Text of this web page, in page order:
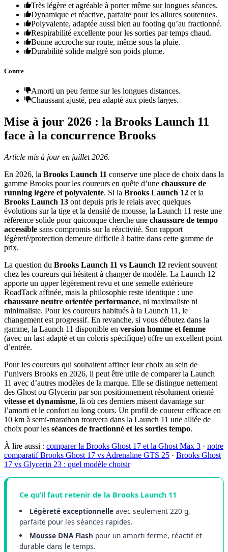
Très légère et agréable à porter même sur longues séances.
Dynamique et réactive, parfaite pour les allures soutenues.
Polyvalente, adaptée aussi bien au footing qu’au fractionné.
Respirabilité excellente pour les sorties par temps chaud.
Bonne accroche sur route, même sous la pluie.
Durabilité solide malgré son poids plume.
Contre
Amorti un peu ferme sur les longues distances.
Chaussant ajusté, peu adapté aux pieds larges.
Mise à jour 2026 : la Brooks Launch 11
face à la concurrence Brooks
Article mis à jour en juillet 2026.
En 2026, la Brooks Launch 11 conserve une place de choix dans la
gamme Brooks pour les coureurs en quête d’une chaussure de
running légère et polyvalente. Si la Brooks Launch 12 et la
Brooks Launch 13 ont depuis pris le relais avec quelques
évolutions sur la tige et la densité de mousse, la Launch 11 reste une
référence solide pour quiconque cherche une chaussure de tempo
accessible sans compromis sur la réactivité. Son rapport
légèreté/protection demeure difficile à battre dans cette gamme de
prix.
La question du Brooks Launch 11 vs Launch 12 revient souvent
chez les coureurs qui hésitent à changer de modèle. La Launch 12
apporte un upper légèrement revu et une semelle extérieure
RoadTack affinée, mais la philosophie reste identique : une
chaussure neutre orientée performance, ni maximaliste ni
minimaliste. Pour les coureurs habitués à la Launch 11, le
changement est progressif. En revanche, si vous débutez dans la
gamme, la Launch 11 disponible en version homme et femme
(avec un last adapté et un coloris spécifique) offre un excellent point
d’entrée.
Pour les coureurs qui souhaitent affiner leur choix au sein de
l’univers Brooks en 2026, il peut être utile de comparer la Launch
11 avec d’autres modèles de la marque. Elle se distingue nettement
des Ghost ou Glycerin par son positionnement résolument orienté
vitesse et dynamisme, là où ces derniers misent davantage sur
l’amorti et le confort au long cours. Un profil de coureur efficace en
10 km à semi-marathon trouvera dans la Launch 11 une alliée de
choix pour les séances de fractionné et les sorties tempo.
À lire aussi : comparer la Brooks Ghost 17 et la Ghost Max 3 · notre
comparatif Brooks Ghost 17 vs Adrenaline GTS 25 · Brooks Ghost
17 vs Glycerin 23 : quel modèle choisir
Ce qu’il faut retenir de la Brooks Launch 11
Légèreté exceptionnelleavec seulement 220 g,
parfaite pour les séances rapides.
Mousse DNA Flash pour un amorti ferme, réactif et
durable dans le temps.